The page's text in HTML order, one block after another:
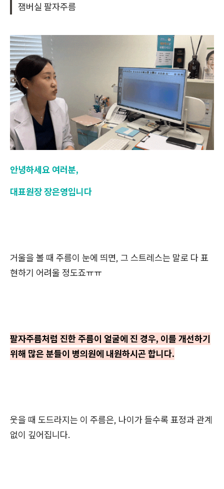
잼버실 팔자주름
안녕하세요 여러분,
대표원장 장은영입니다
거울을 볼 때 주름이 눈에 띄면, 그 스트레스는 말로 다 표
현하기 어려울 정도죠ㅠㅠ
팔자주름처럼 진한 주름이 얼굴에 진 경우, 이를 개선하기
위해 많은 분들이 병의원에 내원하시곤 합니다.
웃을 때 도드라지는 이 주름은, 나이가 들수록 표정과 관계
없이 깊어집니다.